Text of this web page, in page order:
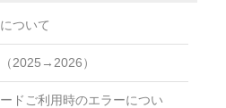
ついて
2025→2026）
ドご利用時のエラーについ